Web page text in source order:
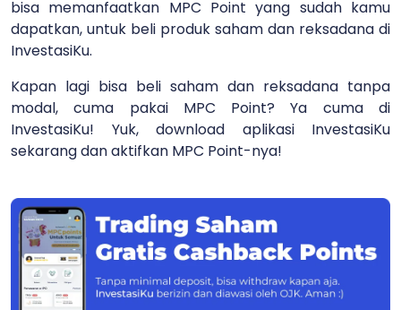
bisa memanfaatkan MPC Point yang sudah kamu
dapatkan, untuk beli produk saham dan reksadana di
InvestasiKu.
Kapan lagi bisa beli saham dan reksadana tanpa
modal, cuma pakai MPC Point? Ya cuma di
InvestasiKu! Yuk, download aplikasi InvestasiKu
sekarang dan aktifkan MPC Point-nya!